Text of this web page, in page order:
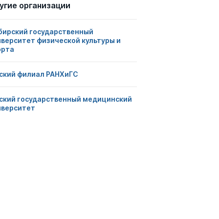
организации
государственный
физической культуры и
филиал РАНХиГС
государственный медицинский